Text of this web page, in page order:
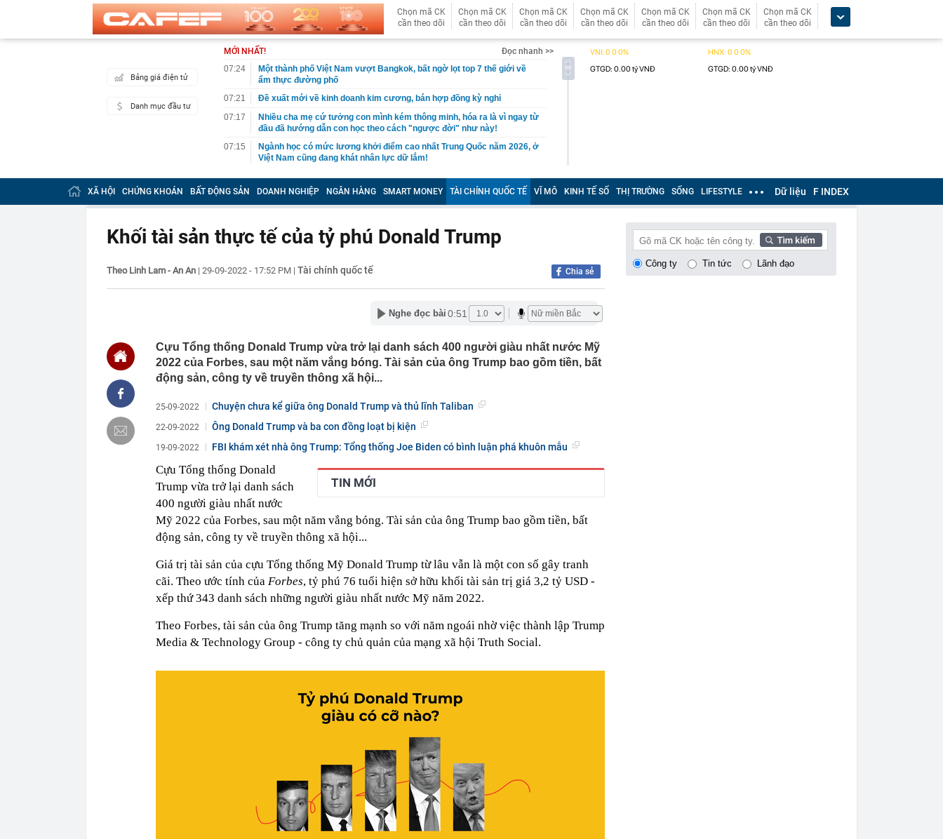
Chọn mã CK
cần theo dõi
Chọn mã CK
cần theo dõi
Chọn mã CK
cần theo dõi
Chọn mã CK
cần theo dõi
Chọn mã CK
cần theo dõi
Chọn mã CK
cần theo dõi
Chọn mã CK
cần theo dõi
Bảng giá điện tử
Danh mục đầu tư
MỚI NHẤT!
Đọc nhanh >>
07:24
Một thành phố Việt Nam vượt Bangkok, bất ngờ lọt top 7 thế giới về
ẩm thực đường phố
07:21
Đề xuất mới về kinh doanh kim cương, bán hợp đồng kỳ nghỉ
07:17
Nhiều cha mẹ cứ tưởng con mình kém thông minh, hóa ra là vì ngay từ
đầu đã hướng dẫn con học theo cách "ngược đời" như này!
07:15
Ngành học có mức lương khởi điểm cao nhất Trung Quốc năm 2026, ở
Việt Nam cũng đang khát nhân lực dữ lắm!
07:15
Thông báo quan trọng về VNeID, tất cả người dùng nên biết
07:11
Sếp Savills: Thị trường bất động sản đang tồn tại những "ốc đảo thông
tin", người bán thường biết nhiều hơn người mua
đầu tư tại nơi được mệnh danh "lạnh nhất Việt Nam"
06:59
Cháy lớn chợ Biên Hòa, nhiều ki-ốt bị thiêu rụi
06:54
Nữ TikToker lừa gọi vốn, chiếm đoạt 15 tỷ đồng
Tập đoàn Đèo Cả đề xuất làm đường hầm xuyên núi mở ra tuyến kết
nối ngắn nhất giữa vùng đất “đệ nhất danh trà” với tỉnh Phú Thọ và Thủ
06:52
Thanh tra 5 doanh nghiệp vàng tại Tây Ninh
06:50
Nhà có 3 điều này chứng minh phong thủy rất tốt
06:43
Đề xuất đưa kim cương vào ngành nghề kinh doanh có điều kiện
06:36
Khởi tố 7 cán bộ trạm y tế ở Đắk Lắk
06:26
Quá nhanh: 10 tháng làm xong hơn 60% siêu sân vận động lớn thứ hai
thép "khủng"
06:06
Tập đoàn FLC công bố danh sách 13 hồ sơ đủ điều kiện mua nhà ở xã
hội có giá từ 19 triệu đồng/m²
06:06
Việt Nam có khu rừng thuộc dạng hiếm bậc nhất thế giới, chia đôi bởi 1
dòng sông, 3 tổ chức cùng vinh danh
06:04
3 thiết kế độc lập trong cùng một ngôi nhà
XÃ HỘI CHỨNG KHOÁN BẤT ĐỘNG SẢN DOANH NGHIỆP NGÂN HÀNG SMART MONEY TÀI CHÍNH QUỐC TẾ VĨ MÔ KINH TẾ SỐ THỊ TRƯỜNG SỐNG LIFESTYLE Dữ liệu F INDEX
Khối tài sản thực tế của tỷ phú Donald Trump
Theo Linh Lam - An An | 29-09-2022 - 17:52 PM | Tài chính quốc tế Chia sẻ
Nghe đọc bài 0:51
Cựu Tổng thống Donald Trump vừa trở lại danh sách 400 người giàu nhất nước Mỹ
2022 của Forbes, sau một năm vắng bóng. Tài sản của ông Trump bao gồm tiền, bất
động sản, công ty về truyền thông xã hội...
25-09-2022 Chuyện chưa kể giữa ông Donald Trump và thủ lĩnh Taliban
22-09-2022 Ông Donald Trump và ba con đồng loạt bị kiện
19-09-2022 FBI khám xét nhà ông Trump: Tổng thống Joe Biden có bình luận phá khuôn mẫu
TIN MỚI
Cựu Tổng thống Donald
Trump vừa trở lại danh sách
400 người giàu nhất nước
Mỹ 2022 của Forbes, sau một năm vắng bóng. Tài sản của ông Trump bao gồm tiền, bất
động sản, công ty về truyền thông xã hội...
Giá trị tài sản của cựu Tổng thống Mỹ Donald Trump từ lâu vẫn là một con số gây tranh
cãi. Theo ước tính của Forbes, tỷ phú 76 tuổi hiện sở hữu khối tài sản trị giá 3,2 tỷ USD -
xếp thứ 343 danh sách những người giàu nhất nước Mỹ năm 2022.
Theo Forbes, tài sản của ông Trump tăng mạnh so với năm ngoái nhờ việc thành lập Trump
Media & Technology Group - công ty chủ quản của mạng xã hội Truth Social.
Công ty Tin tức Lãnh đạo